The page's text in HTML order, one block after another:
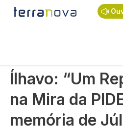
Passar para o conteúdo
Navegação
Início
Cultura
Ílhavo: “Um Republicano
Ílhavo: “Um
na Mira da
memória de